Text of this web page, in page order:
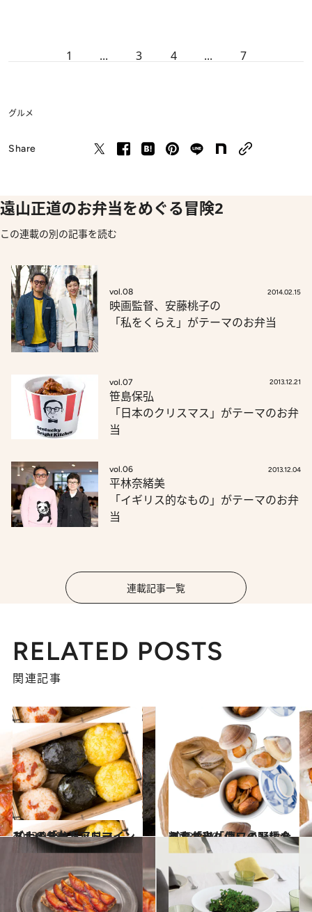
1 ... 3 4 ... 7
グルメ
Share
遠山正道のお弁当をめぐる冒険2
この連載の別の記事を読む
vol.08 2014.02.15
映画監督、安藤桃子の
「私をくらえ」がテーマのお弁当
vol.07 2013.12.21
笹島保弘
「日本のクリスマス」がテーマのお弁
当
vol.06 2013.12.04
平林奈緒美
「イギリス的なもの」がテーマのお弁
当
連載記事一覧
RELATED POSTS
関連記事
2013.9.19
ユナイテッドアローズ 「トラッドマインド」のお弁当
グルメ 2013.8.20
料亭「和久傳」の野趣あふれる 「白ワインに合うお弁当」
グルメ